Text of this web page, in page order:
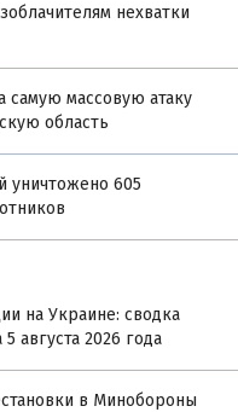
нехватки
самую массовую атаку
область
уничтожено 605
на Украине: сводка
августа 2026 года
в Минобороны